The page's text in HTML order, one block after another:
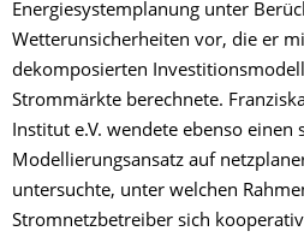
Energiesystemplanung unter
Wetterunsicherheiten vor, die er
dekomposierten
Strommärkte berechnete.
Institut e.V. wendete ebenso einen
Modellierungsansatz auf
untersuchte, unter welchen
Stromnetzbetreiber sich